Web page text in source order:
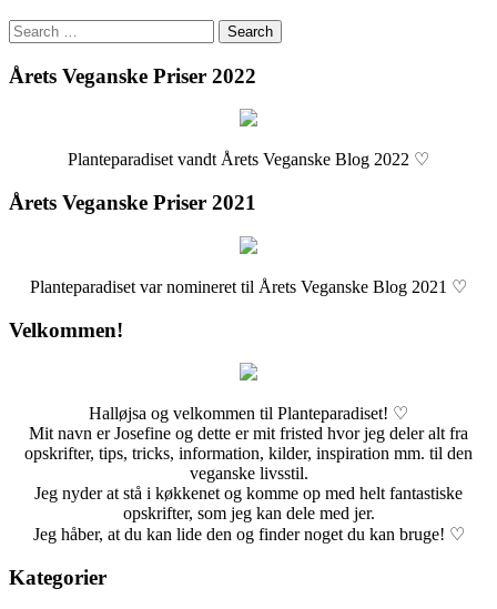
Search
for:
Årets Veganske Priser 2022
Planteparadiset vandt Årets Veganske Blog 2022 ♡
Årets Veganske Priser 2021
Planteparadiset var nomineret til Årets Veganske Blog 2021 ♡
Velkommen!
Halløjsa og velkommen til Planteparadiset! ♡
Mit navn er Josefine og dette er mit fristed hvor jeg deler alt fra
opskrifter, tips, tricks, information, kilder, inspiration mm. til den
veganske livsstil.
Jeg nyder at stå i køkkenet og komme op med helt fantastiske
opskrifter, som jeg kan dele med jer.
Jeg håber, at du kan lide den og finder noget du kan bruge! ♡
Kategorier